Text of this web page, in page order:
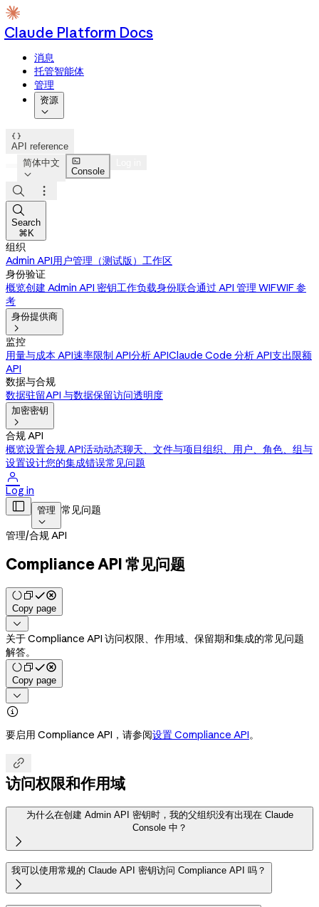
Claude Platform Docs
消息
托管智能体
管理
资源


API reference
简体中文


Console



Search
⌘K
组织
Admin API用户管理（测试版） 工作区
身份验证
概览创建 Admin API 密钥工作负载身份联合通过 API 管理 WIFWIF 参
考
身份提供商

监控
用量与成本 API速率限制 API分析 APIClaude Code 分析 API支出限额
API
数据与合规
数据驻留API 与数据保留访问透明度
加密密钥

合规 API
概览设置合规 API活动动态聊天、文件与项目组织、用户、角色、组与
设置设计您的集成错误常见问题

Log in
 管理

常见问题
管理/合规 API
Compliance API 常见问题
Copy page

关于 Compliance API 访问权限、作用域、保留期和集成的常见问题
解答。
Copy page


要启用 Compliance API，请参阅设置 Compliance API。

访问权限和作用域
为什么在创建 Admin API 密钥时，我的父组织没有出现在 Claude
Console 中？

我可以使用常规的 Claude API 密钥访问 Compliance API 吗？
